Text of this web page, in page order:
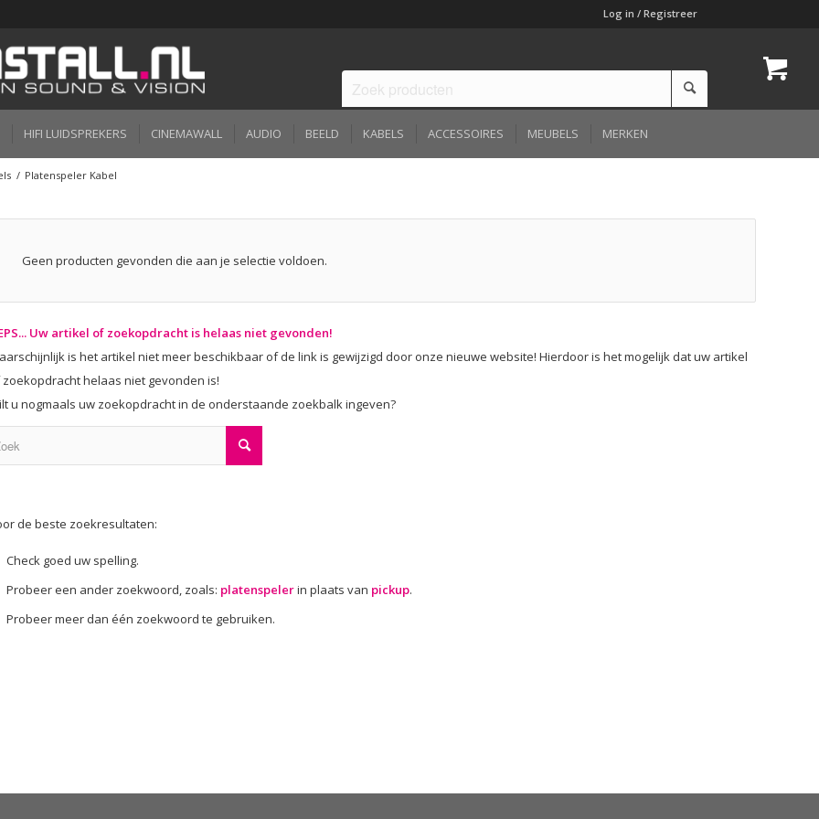
Log in / Registreer
HIFI LUIDSPREKERS CINEMAWALL AUDIO BEELD KABELS ACCESSOIRES MEUBELS MERKEN
/ Platenspeler Kabel
Geen producten gevonden die aan je selectie voldoen.
Uw artikel of zoekopdracht is helaas niet gevonden!
is het artikel niet meer beschikbaar of de link is gewijzigd door onze nieuwe website! Hierdoor is het mogelijk dat uw artikel
helaas niet gevonden is!
u nogmaals uw zoekopdracht in de onderstaande zoekbalk ingeven?
de beste zoekresultaten:
Check goed uw spelling.
Probeer een ander zoekwoord, zoals: platenspelerin plaats van pickup.
Probeer meer dan één zoekwoord te gebruiken.